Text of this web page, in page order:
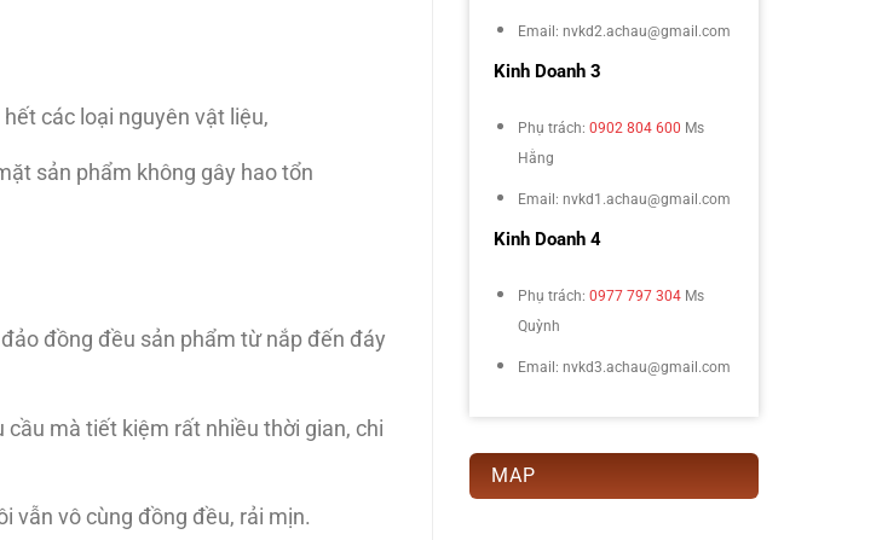
các loại nguyên vật liệu,
sản phẩm không gây hao tổn
đồng đều sản phẩm từ nắp đến đáy
mà tiết kiệm rất nhiều thời gian, chi
vẫn vô cùng đồng đều, rải mịn.
Email: nvkd2.achau@gmail.com
Kinh Doanh 3
Phụ trách: 0902 804 600 Ms
Hằng
Email: nvkd1.achau@gmail.com
Kinh Doanh 4
Phụ trách: 0977 797 304 Ms
Quỳnh
Email: nvkd3.achau@gmail.com
MAP